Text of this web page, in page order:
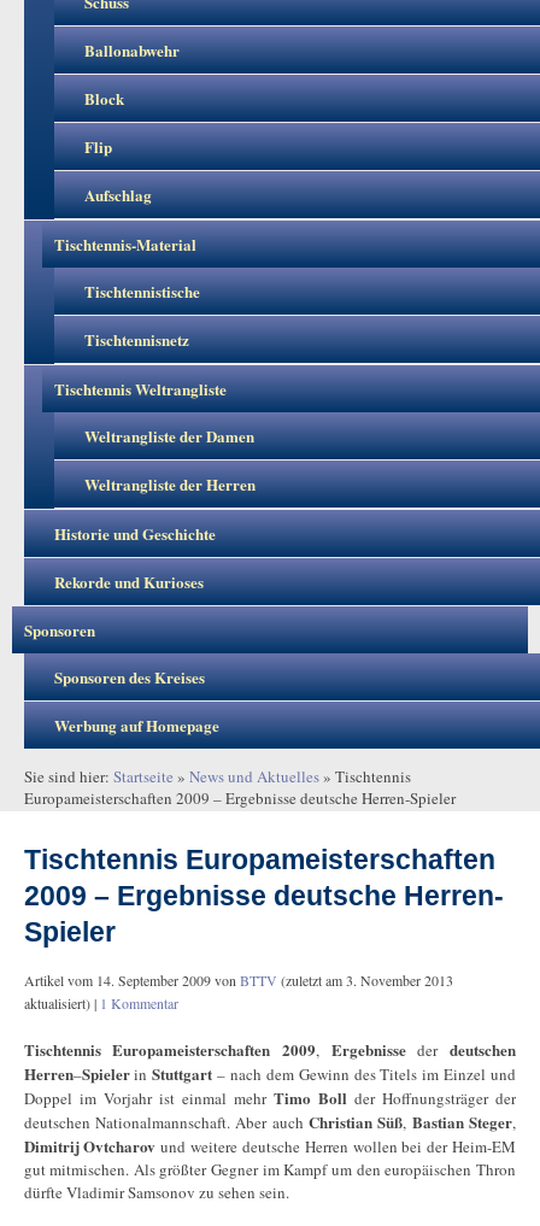
Ballonabwehr
Block
Flip
Aufschlag
Tischtennis-Material
Tischtennistische
Tischtennisnetz
Tischtennis Weltrangliste
Weltrangliste der Damen
Weltrangliste der Herren
Historie und Geschichte
Rekorde und Kurioses
Sponsoren
Sponsoren des Kreises
Werbung auf Homepage
Sie sind hier: Startseite » News und Aktuelles» Tischtennis
Europameisterschaften 2009 – Ergebnisse deutsche Herren-Spieler
Tischtennis Europameisterschaften
2009 – Ergebnisse deutsche Herren-
Spieler
Artikel vom 14. September 2009von BTTV (zuletzt am3. November 2013
aktualisiert) | 1 Kommentar
Tischtennis Europameisterschaften 2009, Ergebnissederdeutschen
Herren–SpielerinStuttgart – nach dem Gewinn des Titels im Einzel und
Doppel im Vorjahr ist einmal mehr Timo Boll der Hoffnungsträger der
deutschen Nationalmannschaft. Aber auch Christian Süß, Bastian Steger,
Dimitrij Ovtcharov und weitere deutsche Herren wollen bei der Heim-EM
gut mitmischen. Als größter Gegner im Kampf um den europäischen Thron
dürfte Vladimir Samsonov zu sehen sein.